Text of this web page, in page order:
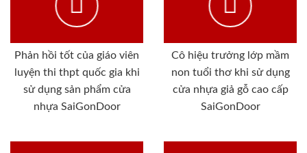
Phản hồi tốt của giáo viên
luyện thi thpt quốc gia khi
sử dụng sản phẩm cửa
nhựa SaiGonDoor
Cô hiệu trưởng lớp mầm
non tuổi thơ khi sử dụng
cửa nhựa giả gỗ cao cấp
SaiGonDoor